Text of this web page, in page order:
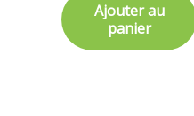
Ajouter au
panier